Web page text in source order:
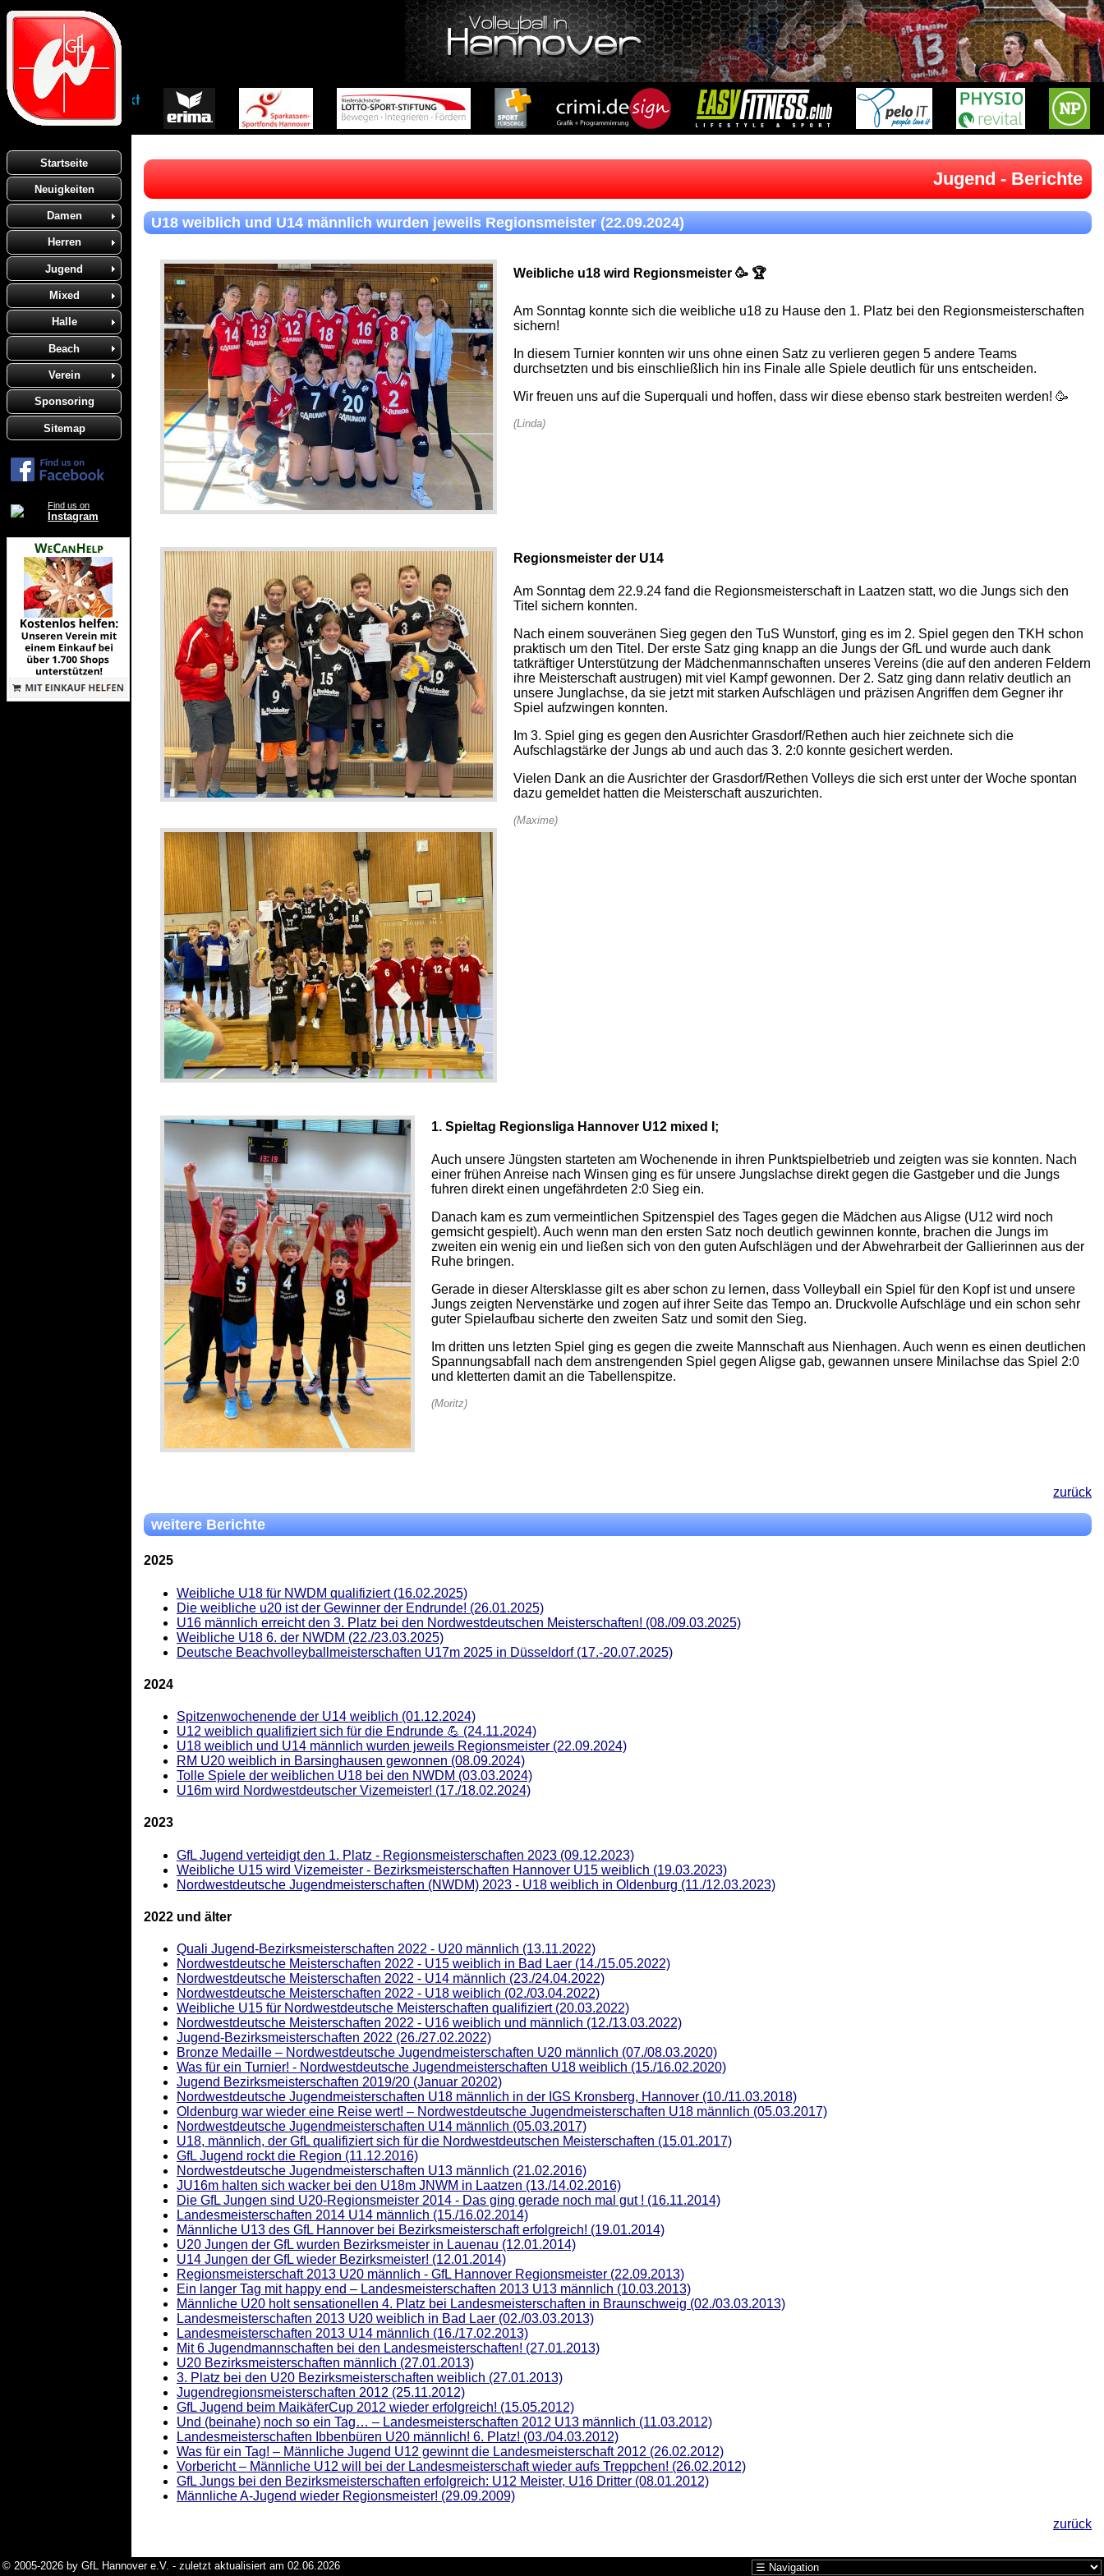
Startseite
Neuigkeiten
Damen
Herren
Jugend
Mixed
Halle
Beach
Verein
Sponsoring
Sitemap
Find us on
Instagram
Jugend - Berichte
U18 weiblich und U14 männlich wurden jeweils Regionsmeister (22.09.2024)
Weibliche u18 wird Regionsmeister 🥳 🏆
Am Sonntag konnte sich die weibliche u18 zu Hause den 1. Platz bei den Regionsmeisterschaften
sichern!
In diesem Turnier konnten wir uns ohne einen Satz zu verlieren gegen 5 andere Teams
durchsetzten und bis einschließlich hin ins Finale alle Spiele deutlich für uns entscheiden.
Wir freuen uns auf die Superquali und hoffen, dass wir diese ebenso stark bestreiten werden! 🥳
(Linda)
Regionsmeister der U14
Am Sonntag dem 22.9.24 fand die Regionsmeisterschaft in Laatzen statt, wo die Jungs sich den
Titel sichern konnten.
Nach einem souveränen Sieg gegen den TuS Wunstorf, ging es im 2. Spiel gegen den TKH schon
praktisch um den Titel. Der erste Satz ging knapp an die Jungs der GfL und wurde auch dank
tatkräftiger Unterstützung der Mädchenmannschaften unseres Vereins (die auf den anderen Feldern
ihre Meisterschaft austrugen) mit viel Kampf gewonnen. Der 2. Satz ging dann relativ deutlich an
unsere Junglachse, da sie jetzt mit starken Aufschlägen und präzisen Angriffen dem Gegner ihr
Spiel aufzwingen konnten.
Im 3. Spiel ging es gegen den Ausrichter Grasdorf/Rethen auch hier zeichnete sich die
Aufschlagstärke der Jungs ab und auch das 3. 2:0 konnte gesichert werden.
Vielen Dank an die Ausrichter der Grasdorf/Rethen Volleys die sich erst unter der Woche spontan
dazu gemeldet hatten die Meisterschaft auszurichten.
(Maxime)
1. Spieltag Regionsliga Hannover U12 mixed I;
Auch unsere Jüngsten starteten am Wochenende in ihren Punktspielbetrieb und zeigten was sie konnten. Nach
einer frühen Anreise nach Winsen ging es für unsere Jungslachse direkt gegen die Gastgeber und die Jungs
fuhren direkt einen ungefährdeten 2:0 Sieg ein.
Danach kam es zum vermeintlichen Spitzenspiel des Tages gegen die Mädchen aus Aligse (U12 wird noch
gemsicht gespielt). Auch wenn man den ersten Satz noch deutlich gewinnen konnte, brachen die Jungs im
zweiten ein wenig ein und ließen sich von den guten Aufschlägen und der Abwehrarbeit der Gallierinnen aus der
Ruhe bringen.
Gerade in dieser Altersklasse gilt es aber schon zu lernen, dass Volleyball ein Spiel für den Kopf ist und unsere
Jungs zeigten Nervenstärke und zogen auf ihrer Seite das Tempo an. Druckvolle Aufschläge und ein schon sehr
guter Spielaufbau sicherte den zweiten Satz und somit den Sieg.
Im dritten uns letzten Spiel ging es gegen die zweite Mannschaft aus Nienhagen. Auch wenn es einen deutlichen
Spannungsabfall nach dem anstrengenden Spiel gegen Aligse gab, gewannen unsere Minilachse das Spiel 2:0
und kletterten damit an die Tabellenspitze.
(Moritz)
zurück
weitere Berichte
2025
Weibliche U18 für NWDM qualifiziert (16.02.2025)
Die weibliche u20 ist der Gewinner der Endrunde! (26.01.2025)
U16 männlich erreicht den 3. Platz bei den Nordwestdeutschen Meisterschaften! (08./09.03.2025)
Weibliche U18 6. der NWDM (22./23.03.2025)
Deutsche Beachvolleyballmeisterschaften U17m 2025 in Düsseldorf (17.-20.07.2025)
2024
Spitzenwochenende der U14 weiblich (01.12.2024)
U12 weiblich qualifiziert sich für die Endrunde 💪 (24.11.2024)
U18 weiblich und U14 männlich wurden jeweils Regionsmeister (22.09.2024)
RM U20 weiblich in Barsinghausen gewonnen (08.09.2024)
Tolle Spiele der weiblichen U18 bei den NWDM (03.03.2024)
U16m wird Nordwestdeutscher Vizemeister! (17./18.02.2024)
2023
GfL Jugend verteidigt den 1. Platz - Regionsmeisterschaften 2023 (09.12.2023)
Weibliche U15 wird Vizemeister - Bezirksmeisterschaften Hannover U15 weiblich (19.03.2023)
Nordwestdeutsche Jugendmeisterschaften (NWDM) 2023 - U18 weiblich in Oldenburg (11./12.03.2023)
2022 und älter
Quali Jugend-Bezirksmeisterschaften 2022 - U20 männlich (13.11.2022)
Nordwestdeutsche Meisterschaften 2022 - U15 weiblich in Bad Laer (14./15.05.2022)
Nordwestdeutsche Meisterschaften 2022 - U14 männlich (23./24.04.2022)
Nordwestdeutsche Meisterschaften 2022 - U18 weiblich (02./03.04.2022)
Weibliche U15 für Nordwestdeutsche Meisterschaften qualifiziert (20.03.2022)
Nordwestdeutsche Meisterschaften 2022 - U16 weiblich und männlich (12./13.03.2022)
Jugend-Bezirksmeisterschaften 2022 (26./27.02.2022)
Bronze Medaille – Nordwestdeutsche Jugendmeisterschaften U20 männlich (07./08.03.2020)
Was für ein Turnier! - Nordwestdeutsche Jugendmeisterschaften U18 weiblich (15./16.02.2020)
Jugend Bezirksmeisterschaften 2019/20 (Januar 20202)
Nordwestdeutsche Jugendmeisterschaften U18 männlich in der IGS Kronsberg, Hannover (10./11.03.2018)
Oldenburg war wieder eine Reise wert! – Nordwestdeutsche Jugendmeisterschaften U18 männlich (05.03.2017)
Nordwestdeutsche Jugendmeisterschaften U14 männlich (05.03.2017)
U18, männlich, der GfL qualifiziert sich für die Nordwestdeutschen Meisterschaften (15.01.2017)
GfL Jugend rockt die Region (11.12.2016)
Nordwestdeutsche Jugendmeisterschaften U13 männlich (21.02.2016)
JU16m halten sich wacker bei den U18m JNWM in Laatzen (13./14.02.2016)
Die GfL Jungen sind U20-Regionsmeister 2014 - Das ging gerade noch mal gut ! (16.11.2014)
Landesmeisterschaften 2014 U14 männlich (15./16.02.2014)
Männliche U13 des GfL Hannover bei Bezirksmeisterschaft erfolgreich! (19.01.2014)
U20 Jungen der GfL wurden Bezirksmeister in Lauenau (12.01.2014)
U14 Jungen der GfL wieder Bezirksmeister! (12.01.2014)
Regionsmeisterschaft 2013 U20 männlich - GfL Hannover Regionsmeister (22.09.2013)
Ein langer Tag mit happy end – Landesmeisterschaften 2013 U13 männlich (10.03.2013)
Männliche U20 holt sensationellen 4. Platz bei Landesmeisterschaften in Braunschweig (02./03.03.2013)
Landesmeisterschaften 2013 U20 weiblich in Bad Laer (02./03.03.2013)
Landesmeisterschaften 2013 U14 männlich (16./17.02.2013)
Mit 6 Jugendmannschaften bei den Landesmeisterschaften! (27.01.2013)
U20 Bezirksmeisterschaften männlich (27.01.2013)
3. Platz bei den U20 Bezirksmeisterschaften weiblich (27.01.2013)
Jugendregionsmeisterschaften 2012 (25.11.2012)
GfL Jugend beim MaikäferCup 2012 wieder erfolgreich! (15.05.2012)
Und (beinahe) noch so ein Tag… – Landesmeisterschaften 2012 U13 männlich (11.03.2012)
Landesmeisterschaften Ibbenbüren U20 männlich! 6. Platz! (03./04.03.2012)
Was für ein Tag! – Männliche Jugend U12 gewinnt die Landesmeisterschaft 2012 (26.02.2012)
Vorbericht – Männliche U12 will bei der Landesmeisterschaft wieder aufs Treppchen! (26.02.2012)
GfL Jungs bei den Bezirksmeisterschaften erfolgreich: U12 Meister, U16 Dritter (08.01.2012)
Männliche A-Jugend wieder Regionsmeister! (29.09.2009)
zurück
© 2005-2026 by GfL Hannover e.V. - zuletzt aktualisiert am 02.06.2026